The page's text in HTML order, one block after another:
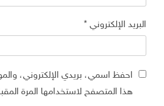
البريد الإلكتروني*
احفظ اسمي، بريدي الإلكتروني،
هذا المتصفح لاستخدامها المرة